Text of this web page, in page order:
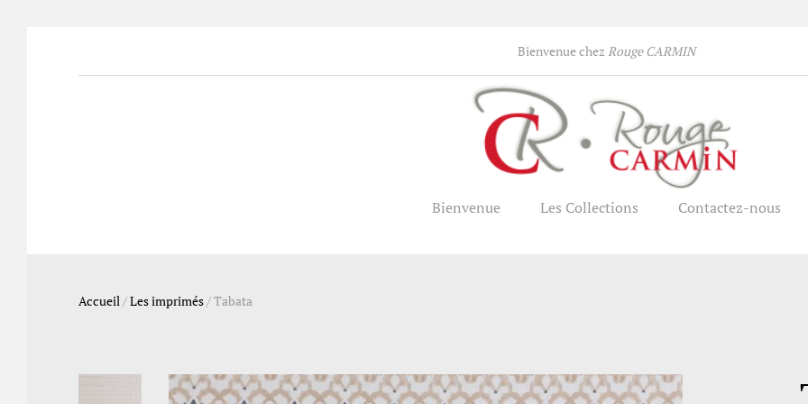
Bienvenue chez Rouge CARMIN
Bienvenue Les Collections Contactez-nous
Accueil/Les imprimés/Tabata